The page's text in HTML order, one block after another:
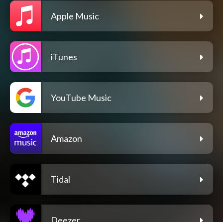
Apple Music
iTunes
YouTube Music
Amazon
Tidal